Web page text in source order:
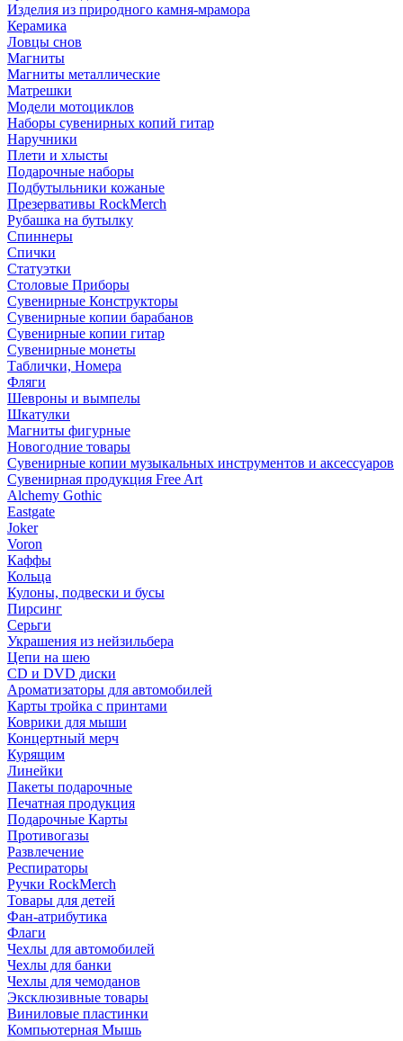
Изделия из природного камня-мрамора
Керамика
Ловцы снов
Магниты
Магниты металлические
Матрешки
Модели мотоциклов
Наборы сувенирных копий гитар
Наручники
Плети и хлысты
Подарочные наборы
Подбутыльники кожаные
Презервативы RockMerch
Рубашка на бутылку
Спиннеры
Спички
Статуэтки
Столовые Приборы
Сувенирные Конструкторы
Сувенирные копии барабанов
Сувенирные копии гитар
Сувенирные монеты
Таблички, Номера
Фляги
Шевроны и вымпелы
Шкатулки
Магниты фигурные
Новогодние товары
Сувенирные копии музыкальных инструментов и аксессуаров
Сувенирная продукция Free Art
Alchemy Gothic
Eastgate
Joker
Voron
Каффы
Кольца
Кулоны, подвески и бусы
Пирсинг
Серьги
Украшения из нейзильбера
Цепи на шею
CD и DVD диски
Ароматизаторы для автомобилей
Карты тройка с принтами
Коврики для мыши
Концертный мерч
Курящим
Линейки
Пакеты подарочные
Печатная продукция
Подарочные Карты
Противогазы
Развлечение
Респираторы
Ручки RockMerch
Товары для детей
Фан-атрибутика
Флаги
Чехлы для автомобилей
Чехлы для банки
Чехлы для чемоданов
Эксклюзивные товары
Виниловые пластинки
Компьютерная Мышь